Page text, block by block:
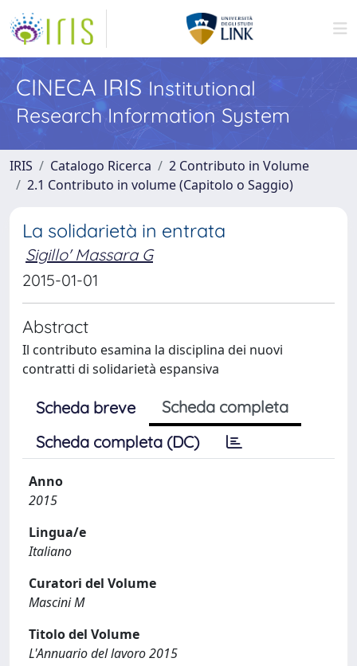
CINECA IRIS Institutional
Research Information System
IRIS Catalogo Ricerca
2 Contributo in Volume
2.1 Contributo in volume (Capitolo o Saggio)
La solidarietà in entrata
Sigillo' Massara G
2015-01-01
Abstract
Il contributo esamina la disciplina dei nuovi
contratti di solidarietà espansiva
Scheda breve
Scheda completa
Scheda completa (DC)
Anno
2015
Lingua/e
Italiano
Curatori del Volume
Mascini M
Titolo del Volume
L'Annuario del lavoro 2015